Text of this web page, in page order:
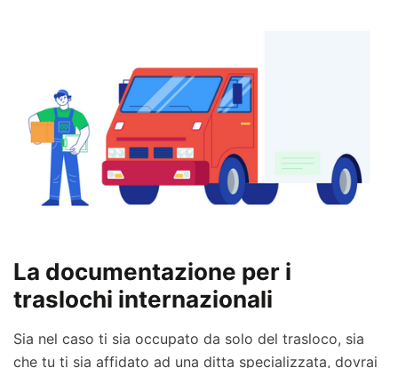
La documentazione per i
traslochi internazionali
Sia nel caso ti sia occupato da solo del trasloco, sia
che tu ti sia affidato ad una ditta specializzata, dovrai